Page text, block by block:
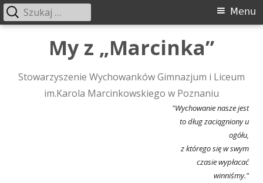
My z „Marcinka”
Stowarzyszenie Wychowanków Gimnazjum i Liceum
im.Karola Marcinkowskiego w Poznaniu
"Wychowanie nasze jest
to dług zaciągniony u
ogółu,
z którego się w swym
czasie wypłacać
winniśmy."
Menu
główne
Menu
Szukaj: